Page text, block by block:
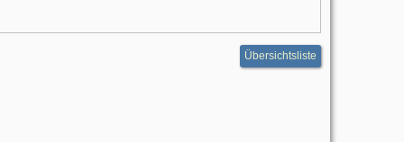
Übersichtsliste